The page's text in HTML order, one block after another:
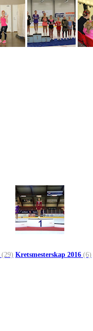
(29) Kretsmesterskap 2016 (6)